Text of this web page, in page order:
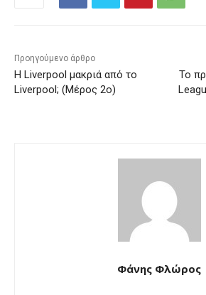
Προηγούμενο άρθρο
Η Liverpool μακριά από το
Liverpool; (Μέρος 2ο)
Το
Φάνης Φλώρος